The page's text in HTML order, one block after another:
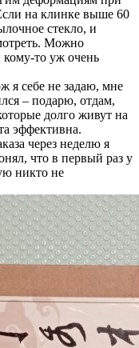
на клинке выше 60
стекло, и
Можно
кому-то уж очень
я себе не задаю, мне
– подарю, отдам,
долго живут на
эффективна.
через неделю я
что в первый раз у
никто не